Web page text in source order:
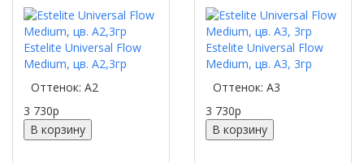
Estelite Universal Flow
Medium, цв. A2,3гр
Оттенок: А2
3 730p
В корзину
Estelite Universal Flow
Medium, цв. A3, 3гр
Оттенок: А3
3 730p
В корзину